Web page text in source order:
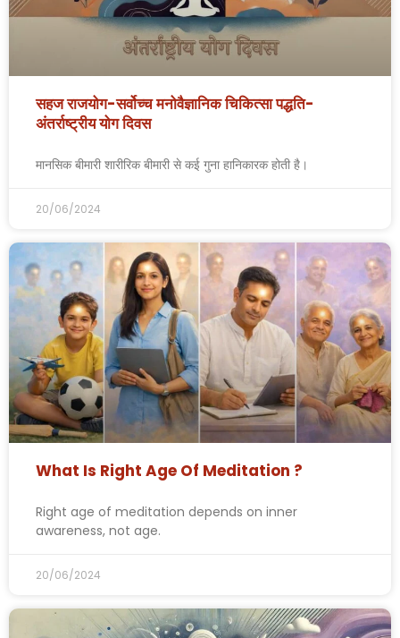
सहज राजयोग-सर्वोच्च मनोवैज्ञानिक चिकित्सा पद्धति-
अंतर्राष्ट्रीय योग दिवस
मानसिक बीमारी शारीरिक बीमारी से कई गुना हानिकारक होती है।
20/06/2024
What Is Right Age Of Meditation ?
Right age of meditation depends on inner
awareness, not age.
20/06/2024